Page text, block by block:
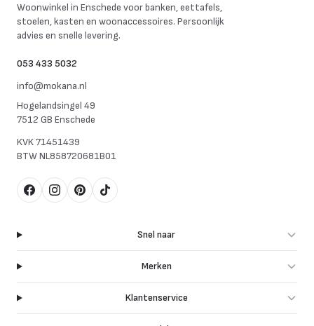
Woonwinkel in Enschede voor banken, eettafels,
stoelen, kasten en woonaccessoires. Persoonlijk
advies en snelle levering.
053 433 5032
info@mokana.nl
Hogelandsingel 49
7512 GB Enschede
KVK71451439
BTWNL858720681B01
FacebookInstagram
Pinterest
TikTok
Snel naar
Merken
Klantenservice